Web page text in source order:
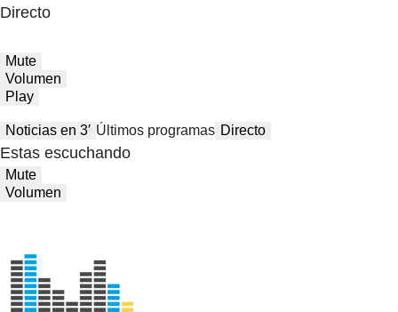
Directo
Mute
Volumen
Play
Noticias en 3′ Últimos programas Directo
Estas escuchando
Mute
Volumen